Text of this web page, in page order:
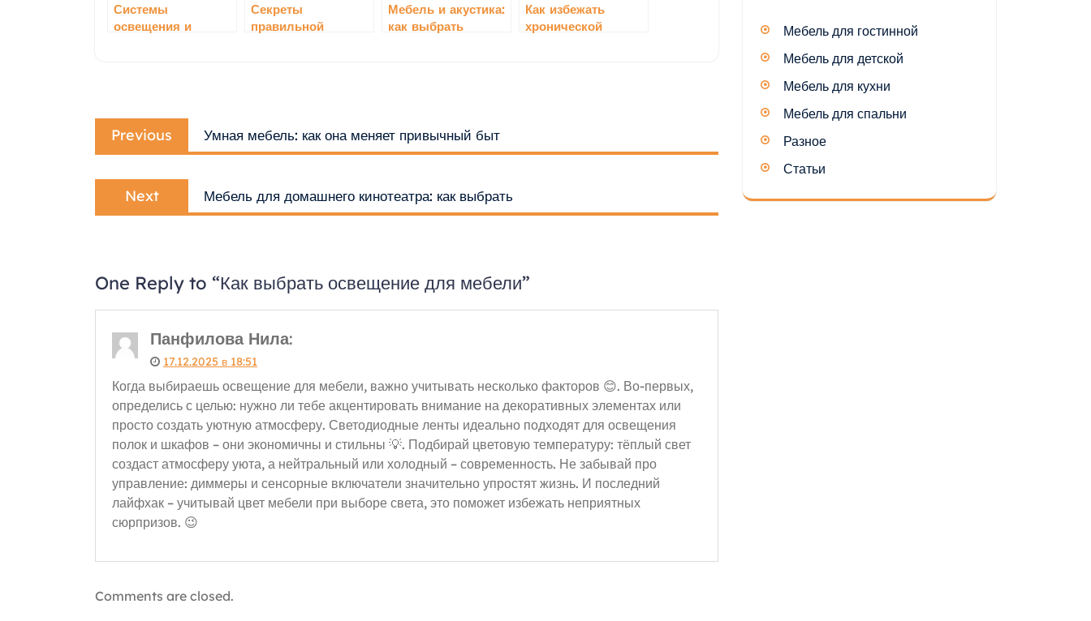
Системы
освещения и
Секреты
правильной
Мебель и акустика:
как выбрать
Как избежать
хронической
по
записям
Previous
post:
Умная мебель: как она меняет привычный быт
Next
post:
Мебель для домашнего кинотеатра: как выбрать
One Reply to “Как выбрать освещение для мебели”
Панфилова Нила:
17.12.2025 в 18:51
Когда выбираешь освещение для мебели, важно учитывать несколько факторов 😊. Во-первых,
определись с целью: нужно ли тебе акцентировать внимание на декоративных элементах или
просто создать уютную атмосферу. Светодиодные ленты идеально подходят для освещения
полок и шкафов – они экономичны и стильны 💡. Подбирай цветовую температуру: тёплый свет
создаст атмосферу уюта, а нейтральный или холодный – современность. Не забывай про
управление: диммеры и сенсорные включатели значительно упростят жизнь. И последний
лайфхак – учитывай цвет мебели при выборе света, это поможет избежать неприятных
сюрпризов. 😉
Comments are closed.
Мебель для гостинной
Мебель для детской
Мебель для кухни
Мебель для спальни
Разное
Статьи